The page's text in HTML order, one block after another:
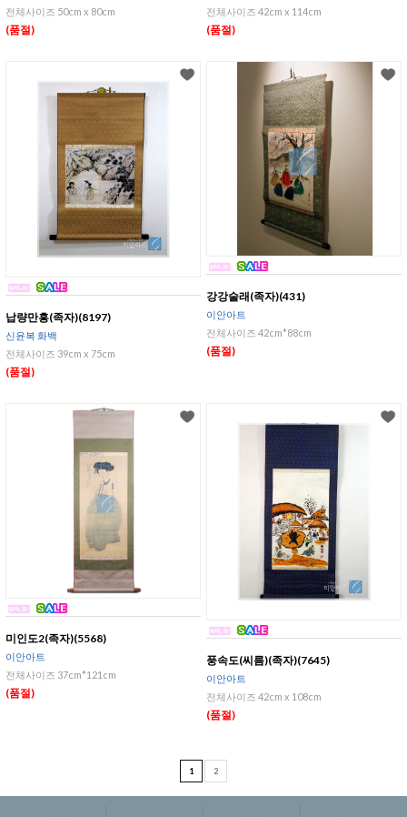
전체사이즈 50cm x 80cm
(품절)
전체사이즈 42cm x 114cm
(품절)
납량만흥(족자)(8197)
신윤복 화백
전체사이즈 39cm x 75cm
(품절)
강강술래(족자)(431)
이안아트
전체사이즈 42cm*88cm
(품절)
미인도2(족자)(5568)
이안아트
전체사이즈 37cm*121cm
(품절)
풍속도(씨름)(족자)(7645)
이안아트
전체사이즈 42cm x 108cm
(품절)
1 2